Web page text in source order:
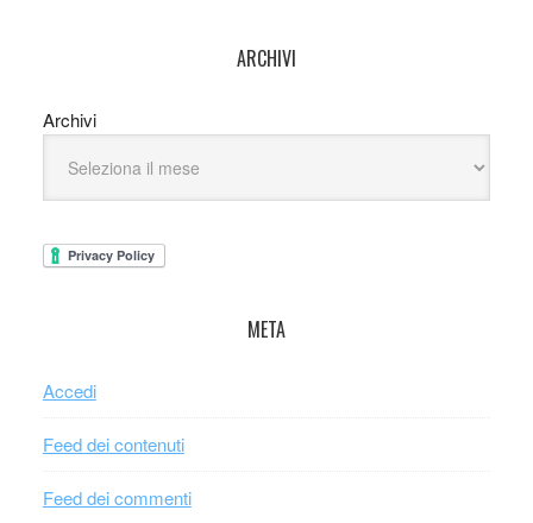
ARCHIVI
Archivi
META
Accedi
Feed dei contenuti
Feed dei commenti